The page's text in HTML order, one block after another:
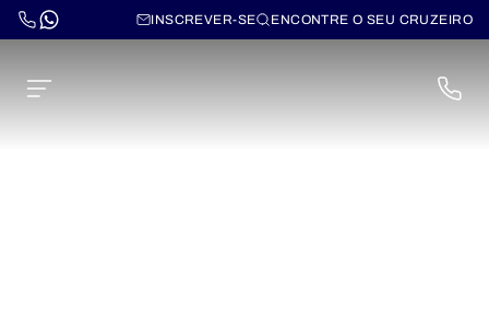
INSCREVER-SE ENCONTRE O SEU CRUZEIRO